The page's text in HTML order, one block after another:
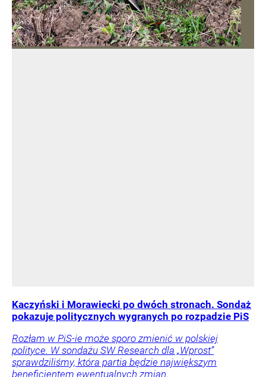
Kaczyński i Morawiecki po dwóch stronach. Sondaż
pokazuje politycznych wygranych po rozpadzie PiS
Rozłam w PiS-ie może sporo zmienić w polskiej
polityce. W sondażu SW Research dla „Wprost”
sprawdziliśmy, która partia będzie największym
beneficjentem ewentualnych zmian.